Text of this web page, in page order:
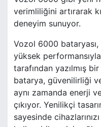
verimliliğini artırarak
deneyim sunuyor.
Vozol 6000
yüksek
tarafından yazılmış
batarya, güvenilirliği
aynı zamanda enerji
çıkıyor. Yenilikçi
sayesinde